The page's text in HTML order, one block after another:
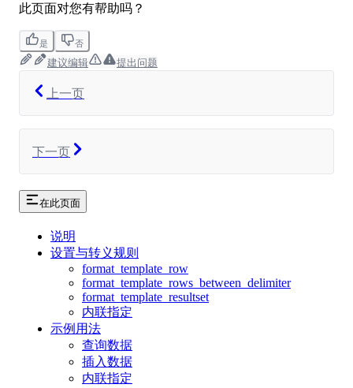
此页面对您有帮助吗？
是 否
建议编辑 提出问题
上一页
下一页
在此页面
说明
设置与转义规则
format_template_row
format_template_rows_between_delimiter
format_template_resultset
内联指定
示例用法
查询数据
插入数据
内联指定